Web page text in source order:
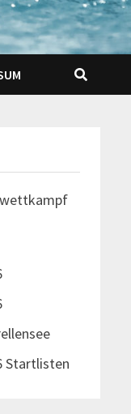
Startlisten